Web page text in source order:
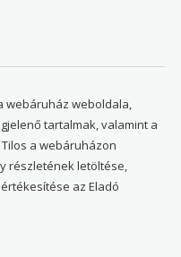
webáruház weboldala,
tartalmak, valamint a
a webáruházon
részletének letöltése,
az Eladó